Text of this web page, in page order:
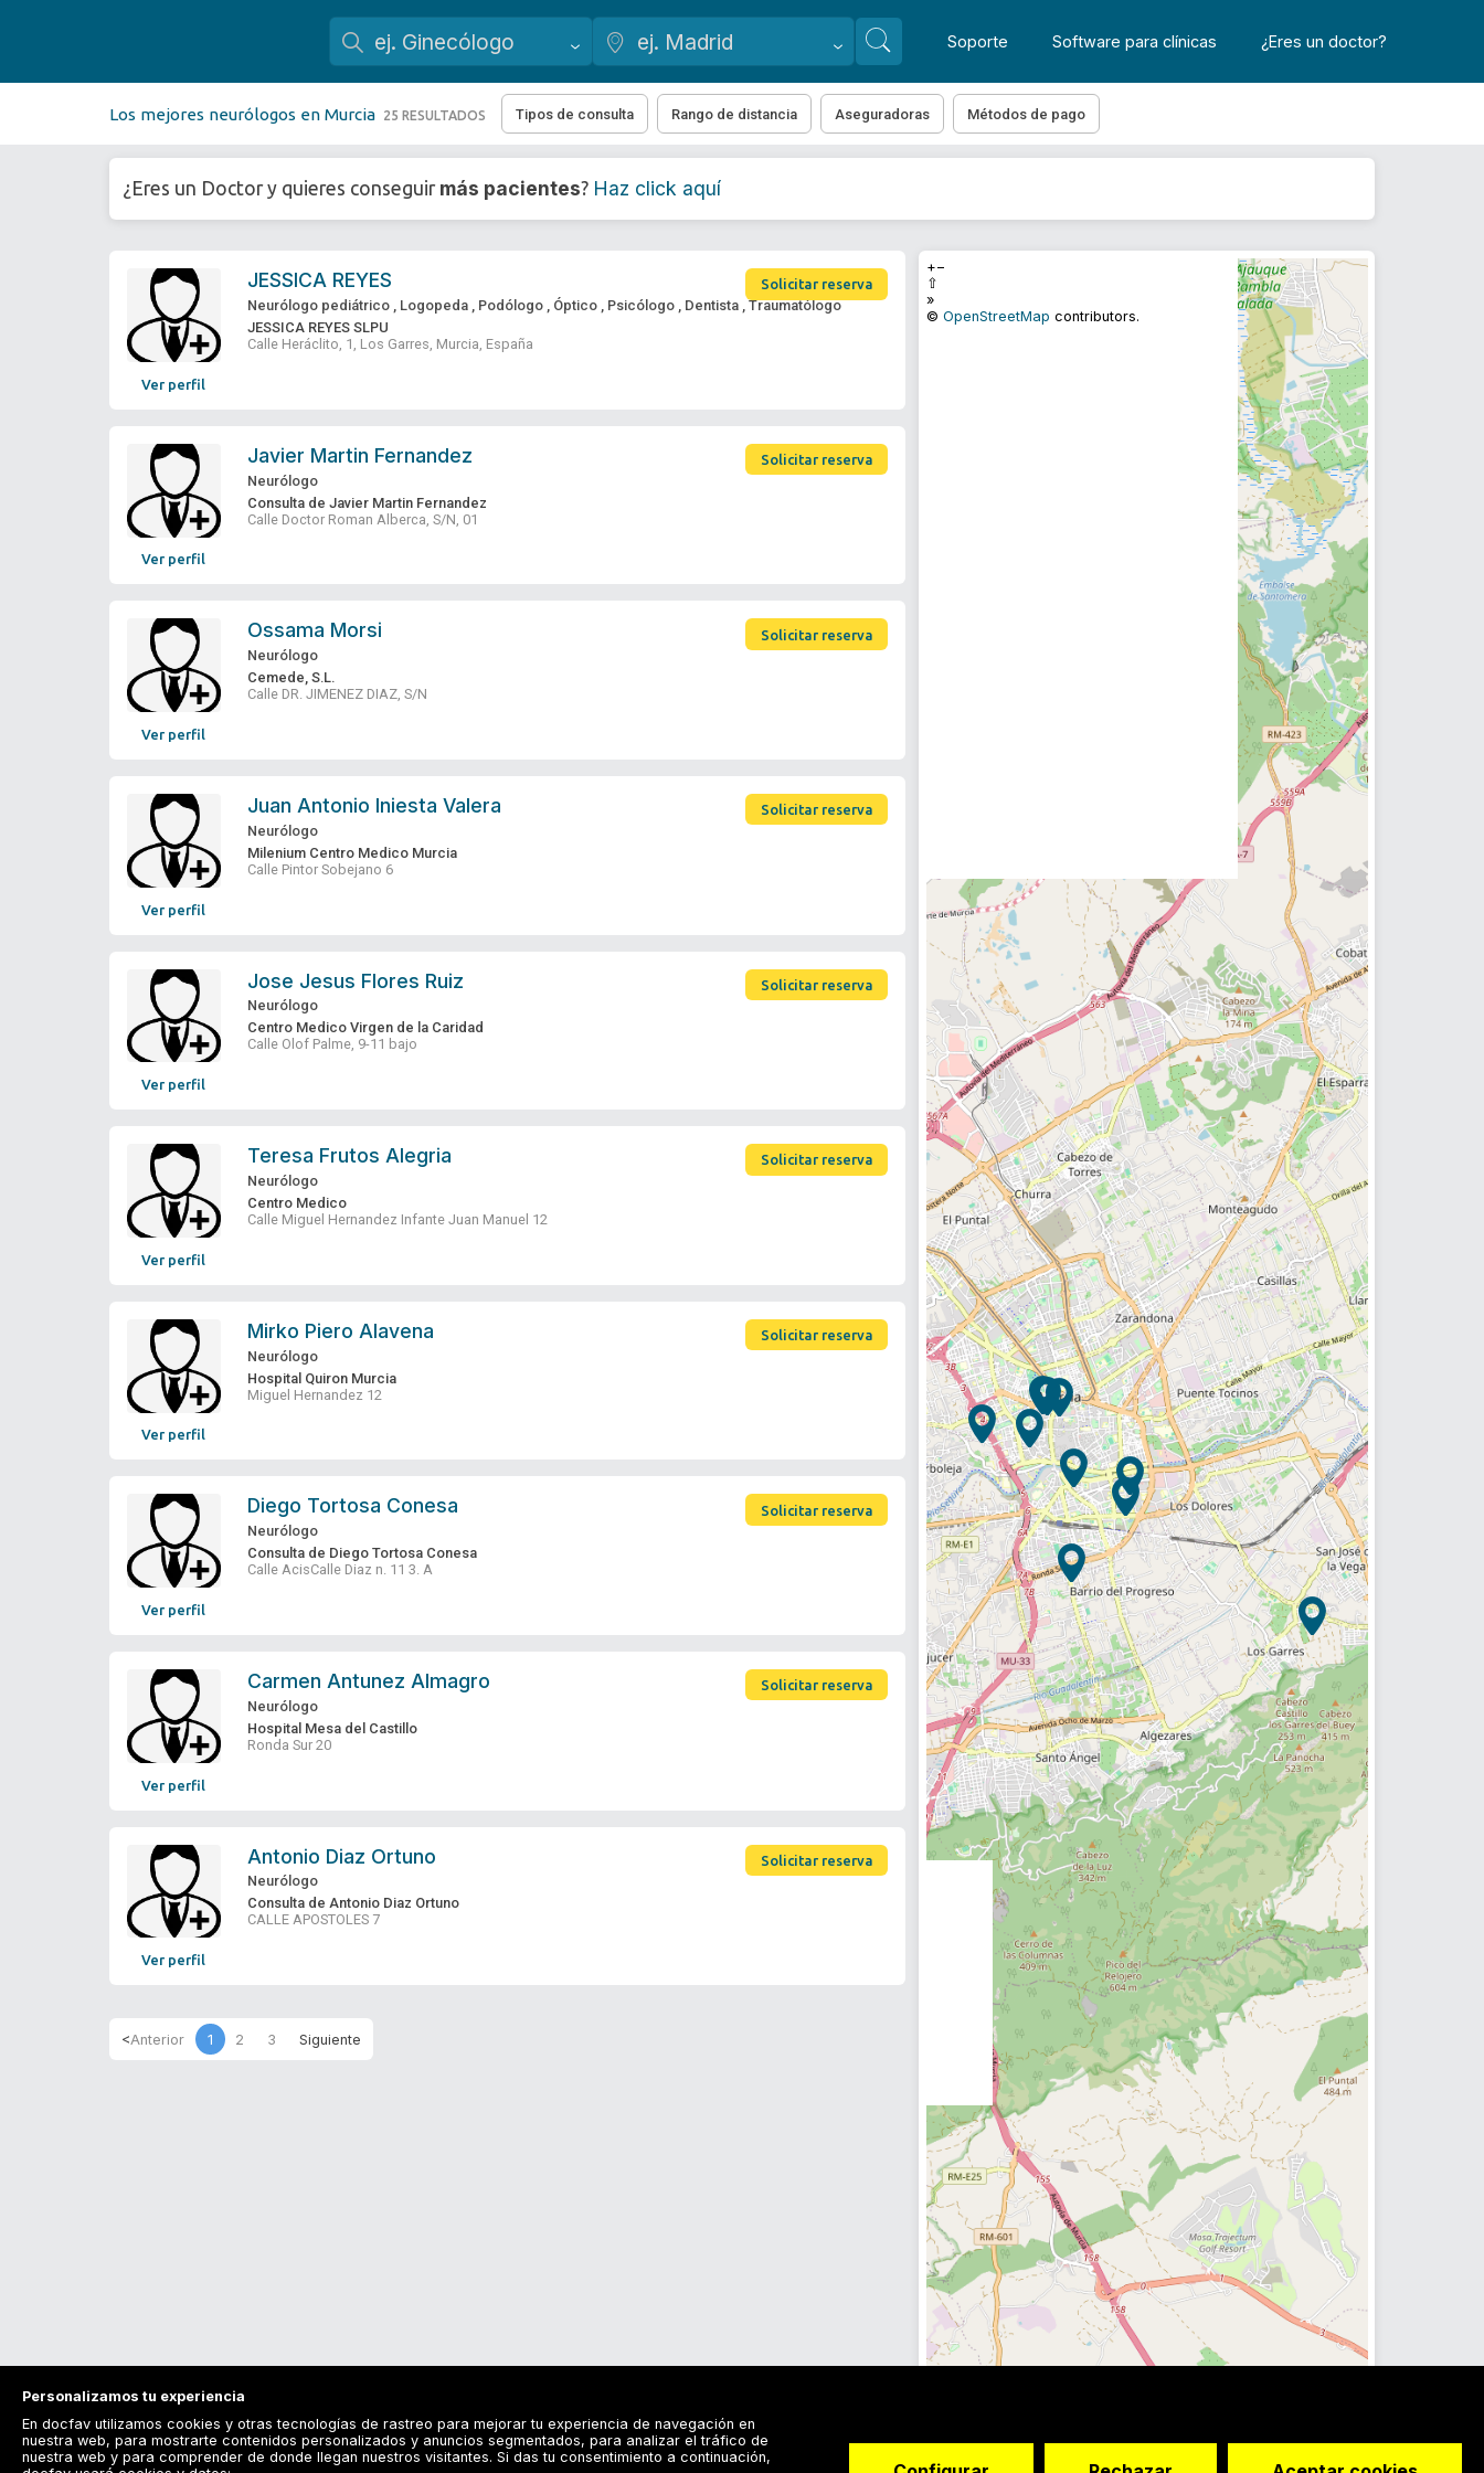
Soporte Software para clínicas ¿Eres un doctor?
Los mejores neurólogos en Murcia 25 RESULTADOS Tipos de consulta Rango de distancia Aseguradoras Métodos de pago
¿Eres un Doctor y quieres conseguir más pacientes? Haz click aquí
Ver perfil
JESSICA REYES Solicitar reserva
Neurólogo pediátrico Logopeda Podólogo Óptico Psicólogo Dentista Traumatólogo
JESSICA REYES SLPU
Calle Heráclito, 1, Los Garres, Murcia, España
Ver perfil
Javier Martin Fernandez Solicitar reserva
Neurólogo
Consulta de Javier Martin Fernandez
Calle Doctor Roman Alberca, S/N, 01
Ver perfil
Ossama Morsi Solicitar reserva
Neurólogo
Cemede, S.L.
Calle DR. JIMENEZ DIAZ, S/N
Ver perfil
Juan Antonio Iniesta Valera Solicitar reserva
Neurólogo
Milenium Centro Medico Murcia
Calle Pintor Sobejano 6
Ver perfil
Jose Jesus Flores Ruiz Solicitar reserva
Neurólogo
Centro Medico Virgen de la Caridad
Calle Olof Palme, 9-11 bajo
Ver perfil
Teresa Frutos Alegria Solicitar reserva
Neurólogo
Centro Medico
Calle Miguel Hernandez Infante Juan Manuel 12
Ver perfil
Mirko Piero Alavena Solicitar reserva
Neurólogo
Hospital Quiron Murcia
Miguel Hernandez 12
Ver perfil
Diego Tortosa Conesa Solicitar reserva
Neurólogo
Consulta de Diego Tortosa Conesa
Calle AcisCalle Diaz n. 11 3. A
Ver perfil
Carmen Antunez Almagro Solicitar reserva
Neurólogo
Hospital Mesa del Castillo
Ronda Sur 20
Ver perfil
Antonio Diaz Ortuno Solicitar reserva
Neurólogo
Consulta de Antonio Diaz Ortuno
CALLE APOSTOLES 7
1 2 3
+−
⇧
»
© OpenStreetMap contributors.
Personalizamos tu experiencia
En docfav utilizamos cookies y otras tecnologías de rastreo para mejorar tu experiencia de navegación en
nuestra web, para mostrarte contenidos personalizados y anuncios segmentados, para analizar el tráfico de
nuestra web y para comprender de donde llegan nuestros visitantes. Si das tu consentimiento a continuación,